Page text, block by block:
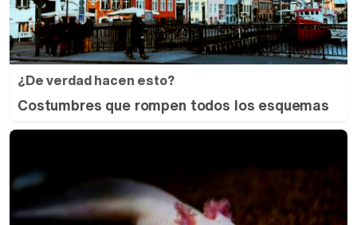
¿De verdad hacen esto?
Costumbres que rompen todos los esquemas